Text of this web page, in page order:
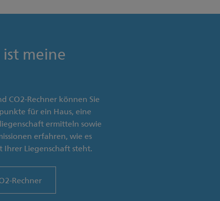
meine
CO2-Rechner können Sie
für ein Haus, eine
ermitteln sowie
erfahren, wie es
Liegenschaft steht.
Rechner